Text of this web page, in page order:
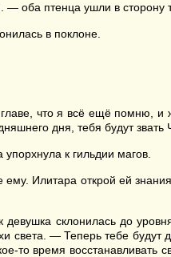
оба птенца ушли в
в поклоне.
что я всё ещё помню,
дня, тебя будут звать
к гильдии магов.
Илитара открой ей
склонилась до
света. — Теперь тебе
то время